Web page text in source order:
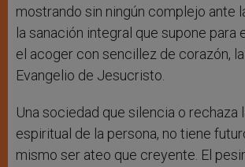
mostrando sin ningún complejo ante
la sanación integral que supone para
el acoger con sencillez de corazón,
Evangelio de Jesucristo.
Una sociedad que silencia o rechaza
espiritual de la persona, no tiene
mismo ser ateo que creyente. El